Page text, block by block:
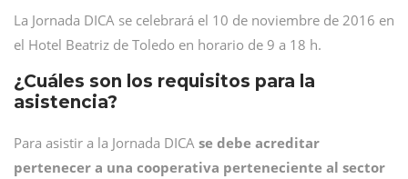
La Jornada DICA se celebrará el 10 de noviembre de 2016 en
el Hotel Beatriz de Toledo en horario de 9 a 18 h.
¿Cuáles son los requisitos para la
asistencia?
Para asistir a la Jornada DICA se debe acreditar
pertenecer a una cooperativa perteneciente al sector